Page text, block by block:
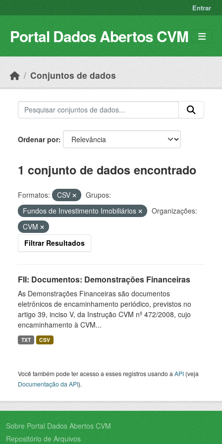
Entrar
Portal Dados Abertos CVM
Conjuntos de dados
Ordenar por
1 conjunto de dados encontrado
Formatos: CSV
Grupos:
Fundos de Investimento Imobiliários
Organizações:
CVM
Filtrar Resultados
FII: Documentos: Demonstrações Financeiras
As Demonstrações Financeiras são documentos
eletrônicos de encaminhamento periódico, previstos no
artigo 39, inciso V, da Instrução CVM nº 472/2008, cujo
encaminhamento à CVM...
TXT CSV
Você também pode ter acesso a esses registros usando a API (veja
Documentação da API).
Sobre Portal Dados Abertos CVM
Repositório de Arquivos